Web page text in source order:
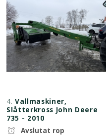
4. Vallmaskiner,
Slåtterkross John Deere
735 - 2010
Avslutat rop